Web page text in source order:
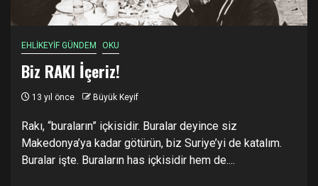
EHLİKEYİF GÜNDEM OKU
Biz RAKI İçeriz!
13 yıl önce Büyük Keyif
Rakı, “buraların” içkisidir. Buralar deyince siz
Makedonya’ya kadar götürün, biz Suriye’yi de katalım.
Buralar işte. Buraların has içkisidir hem de....